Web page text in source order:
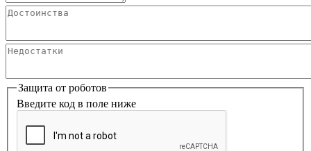
Защита от роботов
Введите код в поле ниже